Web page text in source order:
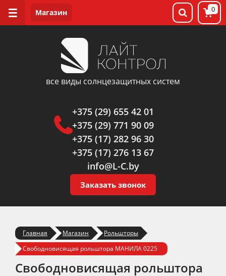
все виды солнцезащитных систем
+375 (29) 655 42 01
+375 (29) 771 90 09
+375 (17) 282 96 30
+375 (17) 276 13 67
info@L-C.by
Заказать звонок
0
Главная Магазин
Рольшторы
Свободновисящая рольштора МАНИЛА 0225
Свободновисящая рольштора